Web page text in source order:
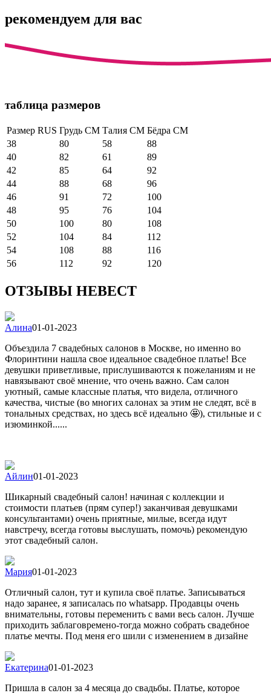
рекомендуем для вас
таблица размеров
Размер RUS Грудь СМ Талия СМ Бёдра СМ
38
80 58
88
40
82 61
89
42
85 64
92
44
88 68
96
46
91 72
100
48
95 76
104
50
100 80
108
52
104 84
112
54
108 88
116
56
112 92 120
ОТЗЫВЫ НЕВЕСТ
Алина01-01-2023
Объездила 7 свадебных салонов в Москве, но именно во
Флоринтини нашла свое идеальное свадебное платье! Все
девушки приветливые, прислушиваются к пожеланиям и не
навязывают своё мнение, что очень важно. Сам салон
уютный, самые классные платья, что видела, отличного
качества, чистые (во многих салонах за этим не следят, всё в
тональных средствах, но здесь всё идеально 🤩), стильные и с
изюминкой......
Айлин01-01-2023
Шикарный свадебный салон! начиная с коллекции и
стоимости платьев (прям супер!) заканчивая девушками
консультантами) очень приятные, милые, всегда идут
навстречу, всегда готовы выслушать, помочь) рекомендую
этот свадебный салон.
Мария01-01-2023
Отличный салон, тут и купила своё платье. Записываться
надо заранее, я записалась по whatsapp. Продавцы очень
внимательны, готовы переменить с вами весь салон. Лучше
приходить заблаговремено-тогда можно собрать свадебное
платье мечты. Под меня его шили с изменением в дизайне
Екатерина01-01-2023
Пришла в салон за 4 месяца до свадьбы. Платье, которое